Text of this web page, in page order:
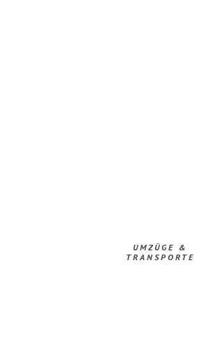
UMZÜGE &
TRANSPORTE